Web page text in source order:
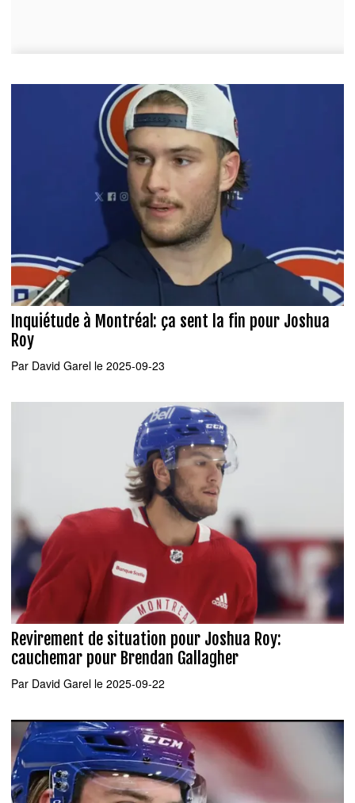
Inquiétude à Montréal: ça sent la fin pour Joshua
Roy
Par David Garel le 2025-09-23
Revirement de situation pour Joshua Roy:
cauchemar pour Brendan Gallagher
Par David Garel le 2025-09-22